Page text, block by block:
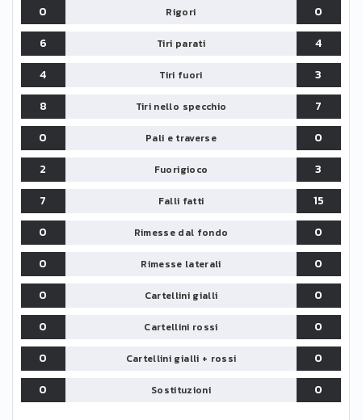
0 Rigori
0
6
Tiri parati
4
4
Tiri fuori
3
8
Tiri nello specchio
7
0
Pali e traverse
0
2
Fuorigioco
3
7
Falli fatti
15
0
Rimesse dal fondo
0
0
Rimesse laterali
0
0
Cartellini gialli
0
0
Cartellini rossi
0
0
Cartellini gialli + rossi
0
0
Sostituzioni 0